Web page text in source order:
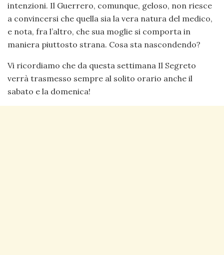
intenzioni. Il Guerrero, comunque, geloso, non riesce
a convincersi che quella sia la vera natura del medico,
e nota, fra l’altro, che sua moglie si comporta in
maniera piuttosto strana. Cosa sta nascondendo?
Vi ricordiamo che da questa settimana Il Segreto
verrà trasmesso sempre al solito orario anche il
sabato e la domenica!